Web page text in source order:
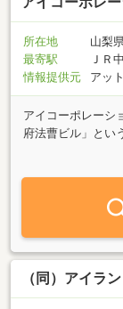
所在地
山梨
最寄駅
ＪＲ
情報提供元
アッ
アイコーポレーシ
府法曹ビル」とい
きなお店がいくつ
街で不動産業をス
みなさまのお役に
（同）アイラ